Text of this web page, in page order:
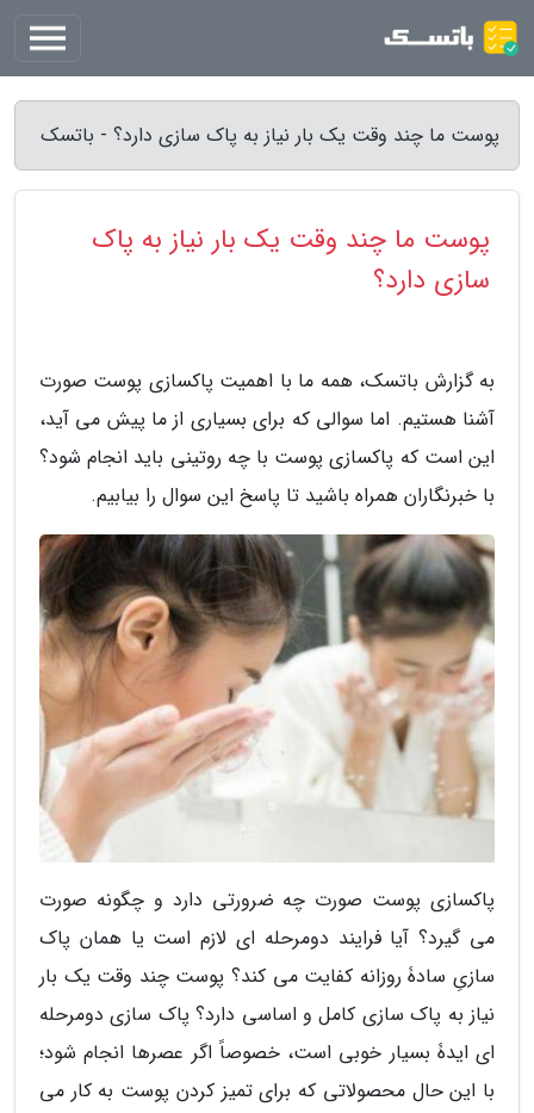
پوست ما چند وقت یک بار نیاز به پاک سازی دارد؟ - باتسک
پوست ما چند وقت یک بار نیاز به پاک
سازی دارد؟
به گزارش باتسک، همه ما با اهمیت پاکسازی پوست صورت
آشنا هستیم. اما سوالی که برای بسیاری از ما پیش می آید،
این است که پاکسازی پوست با چه روتینی باید انجام شود؟
با خبرنگاران همراه باشید تا پاسخ این سوال را بیابیم.
پاکسازی پوست صورت چه ضرورتی دارد و چگونه صورت
می گیرد؟ آیا فرایند دومرحله ای لازم است یا همان پاک
سازیِ سادۀ روزانه کفایت می کند؟ پوست چند وقت یک بار
نیاز به پاک سازی کامل و اساسی دارد؟ پاک سازی دومرحله
ای ایدۀ بسیار خوبی است، خصوصاً اگر عصرها انجام شود؛
با این حال محصولاتی که برای تمیز کردن پوست به کار می